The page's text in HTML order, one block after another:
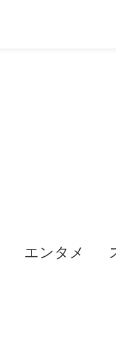
エンタメ